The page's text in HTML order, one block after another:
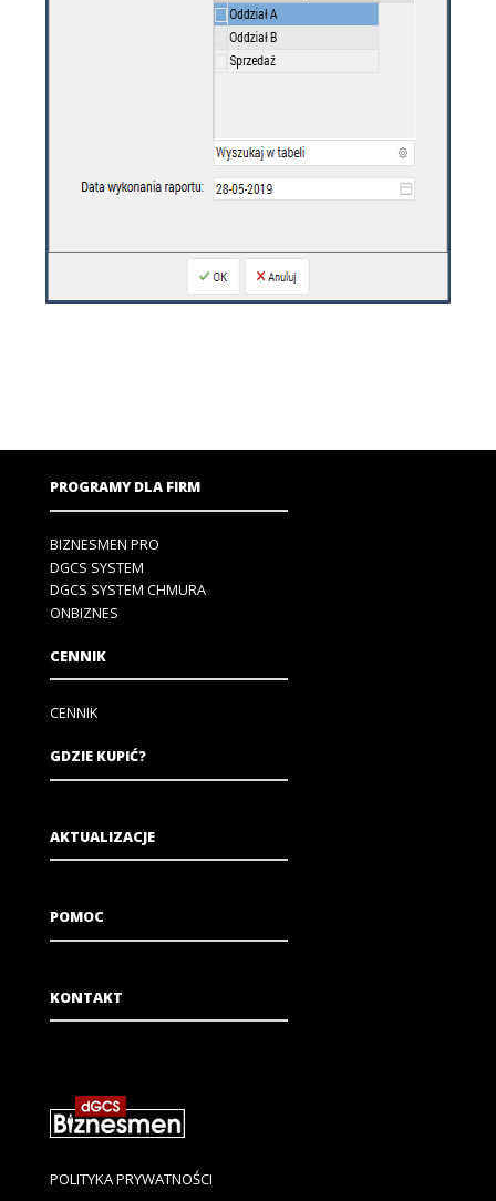
PROGRAMY DLA FIRM
BIZNESMEN PRO
DGCS SYSTEM
DGCS SYSTEM CHMURA
ONBIZNES
CENNIK
CENNIK
GDZIE KUPIĆ?
AKTUALIZACJE
POMOC
KONTAKT
POLITYKA PRYWATNOŚCI